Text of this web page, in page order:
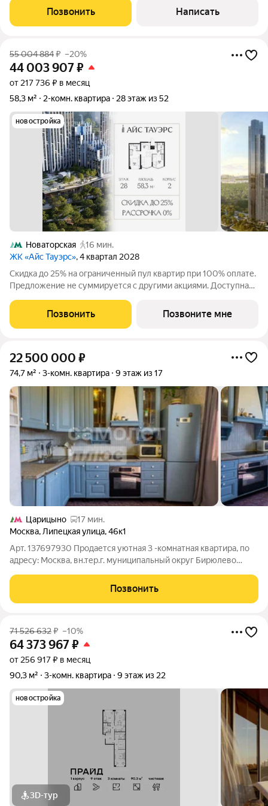
Сохранены оригинальные паркет, окна, двери, лепнина, плитка.
В ближайшее время завершится
Позвонить Написать
55 004 884₽ –20%
44 003 907₽
от 217 736 ₽ в месяц
58,3 м²
2-комн. квартира 28 этаж из 52
новостройка
Новаторская
16 мин.
ЖК «Айс Тауэрс», 4 квартал 2028
Скидка до 25% на ограниченный пул квартир при 100% оплате.
Предложение не суммируется с другими акциями. Доступна
комнатная квартира 58.3 м на 28 этаже в премиальном ЖК
«Айс Тауэрс» (ЗАО Москвы,
Позвонить Позвоните мне
22 500 000 ₽
74,7 м² 3-комн. квартира 9 этаж из 17
Царицыно
17 мин.
Москва, Липецкая улица,46к1
Арт. 137697930 Продается уютная 3 -комнатная квартира, по
адресу: Москва, вн.тер.г. муниципальный округ Бирюлево
74.7 квм. Комнаты ( 19.1+15.0+11.2) Ключевые преимущества:
Косметический
Позвонить
71 526 632₽ –10%
64 373 967₽
от 256 917 ₽ в месяц
90,3 м²
3-комн. квартира 9 этаж из 22
новостройка
3D-тур